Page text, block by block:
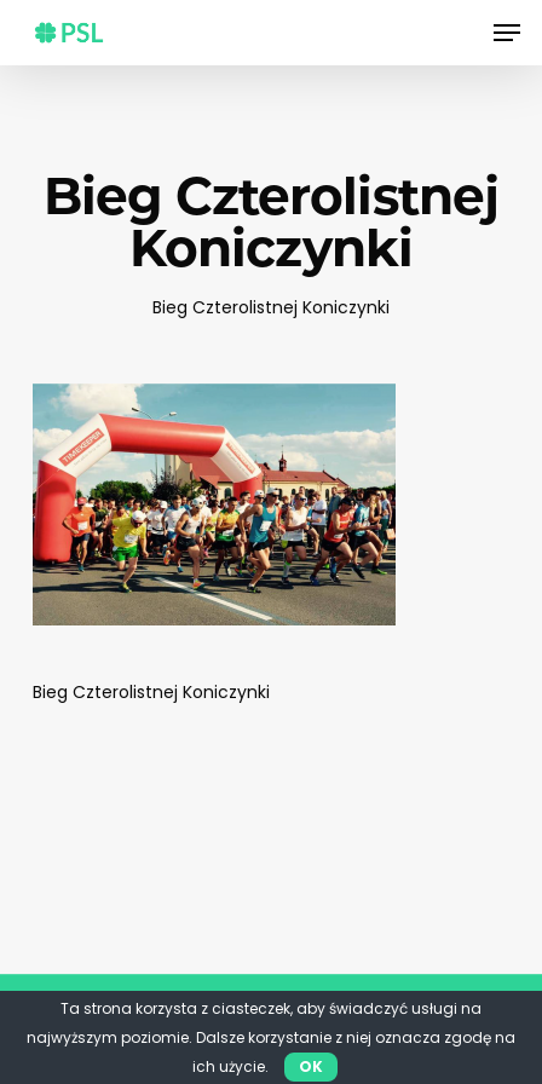
main
Bieg Czterolistnej
Koniczynki
Bieg Czterolistnej Koniczynki
Bieg Czterolistnej Koniczynki
Ta strona korzysta z ciasteczek, aby świadczyć usługi na
najwyższym poziomie. Dalsze korzystanie z niej oznacza zgodę na
ich użycie.
OK